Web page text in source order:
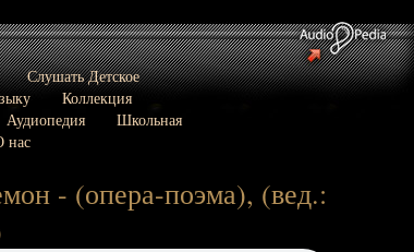
Слушать Детское
Коллекция
Аудиопедия
Школьная
нас
- (опера-поэма), (вед.: